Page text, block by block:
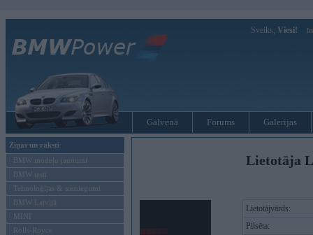
Sveiks, Viesi!
Galvenā Forums Galerijas
Ziņas un raksti
BMW modeļu jaunumi
BMW testi
Tehnoloģijas & sasniegumi
BMW Latvijā
MINI
Rolls-Royce
Lietotāja
Lietotājvārds:
Pilsēta: